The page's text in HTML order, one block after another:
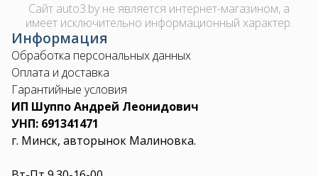
Сайт auto3.by не является интернет-магазином, а
имеет исключительно информационный характер.
Информация
Обработка персональных данных
Оплата и доставка
Гарантийные условия
ИП Шуппо Андрей Леонидович
УНП: 691341471
г. Минск, авторынок Малиновка.